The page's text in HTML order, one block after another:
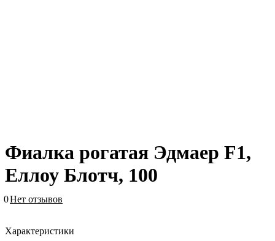
Фиалка рогатая Эдмаер F1,
Еллоу Блотч, 100
0Нет отзывов
Характеристики